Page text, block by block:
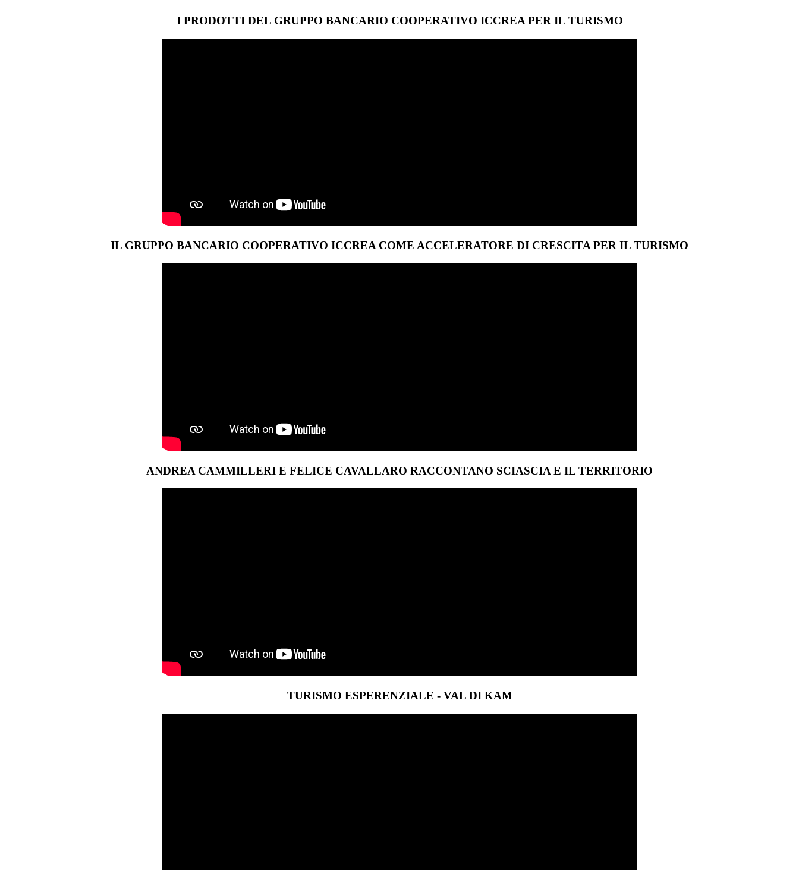
I PRODOTTI DEL GRUPPO BANCARIO COOPERATIVO ICCREA PER IL TURISMO
IL GRUPPO BANCARIO COOPERATIVO ICCREA COME ACCELERATORE DI CRESCITA PER IL TURISMO
ANDREA CAMMILLERI E FELICE CAVALLARO RACCONTANO SCIASCIA E IL TERRITORIO
TURISMO ESPERENZIALE - VAL DI KAM